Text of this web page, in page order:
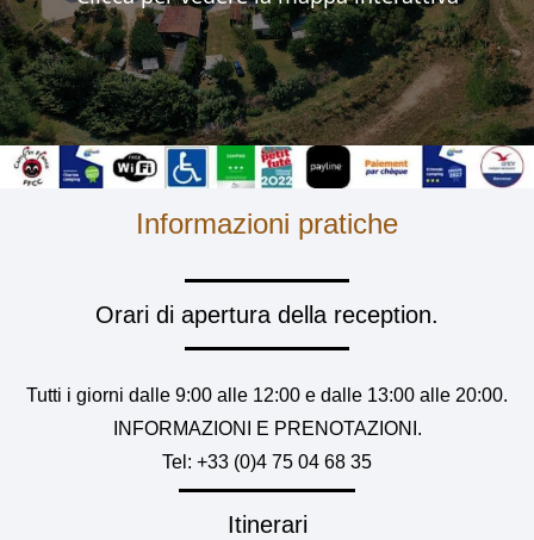
Informazioni pratiche
Orari di apertura della reception.
Tutti i giorni dalle 9:00 alle 12:00 e dalle 13:00 alle 20:00.
INFORMAZIONI E PRENOTAZIONI.
Tel: +33 (0)4 75 04 68 35
Itinerari